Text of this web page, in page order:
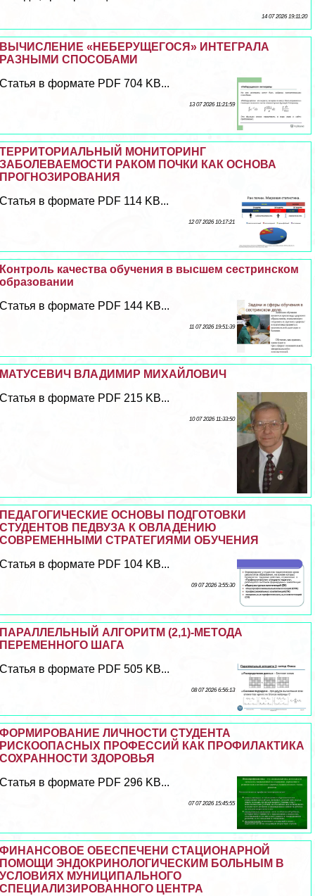
14 07 2026 19:11:20
ВЫЧИСЛЕНИЕ «НЕБЕРУЩЕГОСЯ» ИНТЕГРАЛА
РАЗНЫМИ СПОСОБАМИ
Статья в формате PDF 704 KB...
13 07 2026 11:21:59
ТЕРРИТОРИАЛЬНЫЙ МОНИТОРИНГ
ЗАБОЛЕВАЕМОСТИ РАКОМ ПОЧКИ КАК ОСНОВА
ПРОГНОЗИРОВАНИЯ
Статья в формате PDF 114 KB...
12 07 2026 10:17:21
Контроль качества обучения в высшем сестринском
образовании
Статья в формате PDF 144 KB...
11 07 2026 19:51:39
МАТУСЕВИЧ ВЛАДИМИР МИХАЙЛОВИЧ
Статья в формате PDF 215 KB...
10 07 2026 11:33:50
ПЕДАГОГИЧЕСКИЕ ОСНОВЫ ПОДГОТОВКИ
СТУДЕНТОВ ПЕДВУЗА К ОВЛАДЕНИЮ
СОВРЕМЕННЫМИ СТРАТЕГИЯМИ ОБУЧЕНИЯ
Статья в формате PDF 104 KB...
09 07 2026 3:55:30
ПАРАЛЛЕЛЬНЫЙ АЛГОРИТМ (2,1)-МЕТОДА
ПЕРЕМЕННОГО ШАГА
Статья в формате PDF 505 KB...
08 07 2026 6:56:13
ФОРМИРОВАНИЕ ЛИЧНОСТИ СТУДЕНТА
РИСКООПАСНЫХ ПРОФЕССИЙ КАК ПРОФИЛАКТИКА
СОХРАННОСТИ ЗДОРОВЬЯ
Статья в формате PDF 296 KB...
07 07 2026 15:45:55
ФИНАНСОВОЕ ОБЕСПЕЧЕНИ СТАЦИОНАРНОЙ
ПОМОЩИ ЭНДОКРИНОЛОГИЧЕСКИМ БОЛЬНЫМ В
УСЛОВИЯХ МУНИЦИПАЛЬНОГО
СПЕЦИАЛИЗИРОВАННОГО ЦЕНТРА